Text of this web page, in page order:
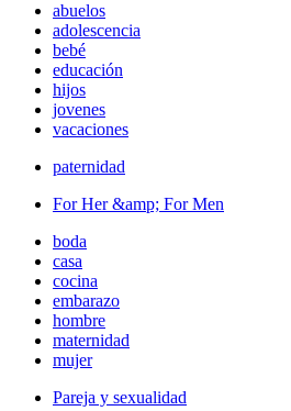
abuelos
adolescencia
bebé
educación
hijos
jovenes
vacaciones
paternidad
For Her &amp; For Men
boda
casa
cocina
embarazo
hombre
maternidad
mujer
Pareja y sexualidad